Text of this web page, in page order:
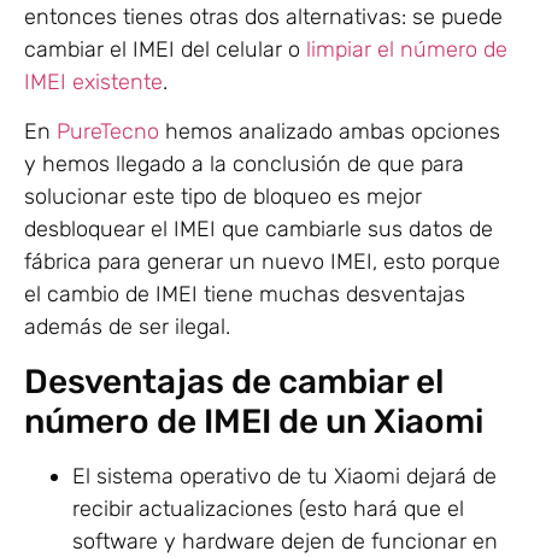
entonces tienes otras dos alternativas: se puede
cambiar el IMEI del celular o limpiar el número de
IMEI existente.
En PureTecno hemos analizado ambas opciones
y hemos llegado a la conclusión de que para
solucionar este tipo de bloqueo es mejor
desbloquear el IMEI que cambiarle sus datos de
fábrica para generar un nuevo IMEI, esto porque
el cambio de IMEI tiene muchas desventajas
además de ser ilegal.
Desventajas de cambiar el
número de IMEI de un Xiaomi
El sistema operativo de tu Xiaomi dejará de
recibir actualizaciones (esto hará que el
software y hardware dejen de funcionar en